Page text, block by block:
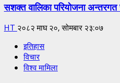
सशक्त वालिका परियोजना
HT २०८२ माघ २०, सोमबार २३:०७
इतिहास
विचार
विश्व मामिला